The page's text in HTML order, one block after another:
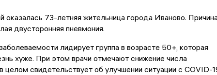
оказалась 73-летняя жительница города Иваново.
двусторонняя пневмония.
лидирует группа в возрасте 50+, которая
хуже. При этом врачи отмечают снижение числа
целом свидетельствует об улучшении ситуации с COVID-